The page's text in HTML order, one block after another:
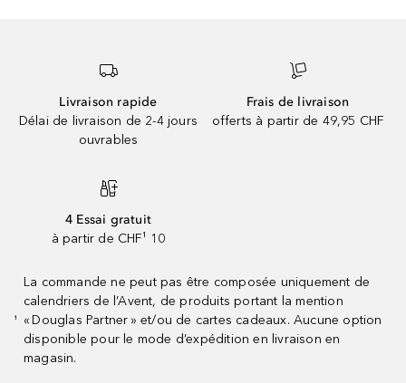
Livraison rapide
Délai de livraison de 2-4 jours
ouvrables
Frais de livraison
offerts à partir de 49,95 CHF
4 Essai gratuit
à partir de CHF¹ 10
¹
La commande ne peut pas être composée uniquement de
calendriers de l’Avent, de produits portant la mention
« Douglas Partner » et/ou de cartes cadeaux. Aucune option
disponible pour le mode d’expédition en livraison en
magasin.